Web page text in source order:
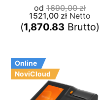
od1690,00zł
1521,00 złNetto
(1,870.83 Brutto)
Online
NoviCloud